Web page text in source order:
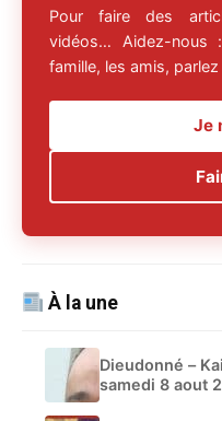
Pour faire des
vidéos… Aidez-nous
famille, les amis,
Je
À la une
Dieudonné –
samedi 8 aout